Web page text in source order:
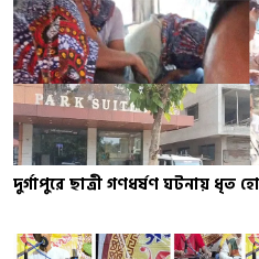
দুর্গাপুরে ছাত্রী গণধর্ষণ ঘটনায় ধৃত